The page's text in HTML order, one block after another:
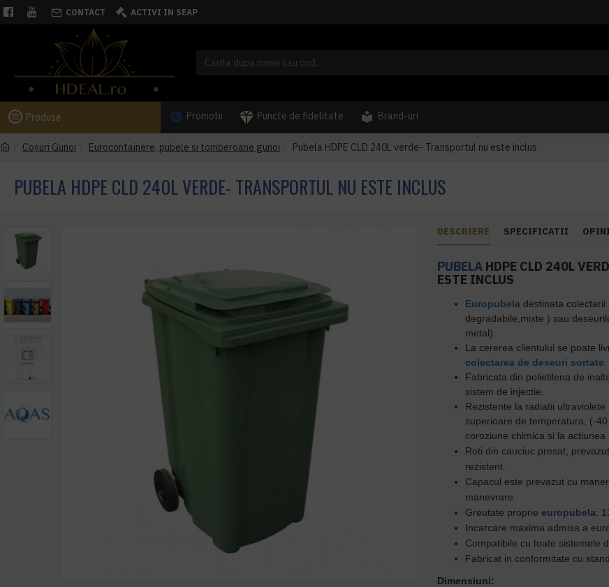
CONTACT ACTIVI IN SEAP
Produse Promotii Puncte de fidelitate Brand-uri
Coşuri Gunoi Eurocontainere, pubele si tomberoane gunoi Pubela HDPE CLD 240L verde- Transportul nu este inclus
PUBELA HDPE CLD 240L VERDE- TRANSPORTUL NU ESTE INCLUS
DESCRIERE SPECIFICATII
PUBELA HDPE CLD 240L
ESTE INCLUS
Europubela destinata colectarii
degradabile,mixte ) sau
metal).
La cererea clientului se poate
colectarea de deseuri sortate
Fabricata din polietilena de
sistem de injectie.
Rezistente la radiatii
superioare de temperatura, (-
coroziune chimica si la actiunea
Roti din cauciuc presat,
rezistent.
Capacul este prevazut cu
manevrare.
Greutate proprie europubela:
Incarcare maxima admisa a
Compatibile cu toate sistemele
Fabricat in conformitate cu
Dimensiuni: